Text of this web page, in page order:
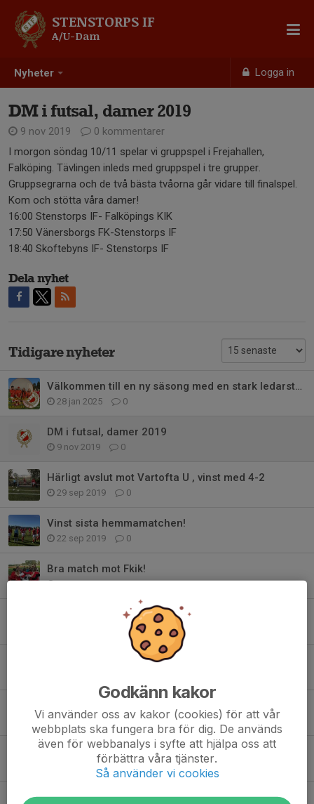
Nyheter Logga in
STENSTORPS IF
A/U-Dam
DM i futsal, damer 2019
9 nov 2019
0 kommentarer
I morgon söndag 10/11 spelar vi gruppspel i Frejahallen,
Falköping. Tävlingen inleds med gruppspel i tre grupper.
Gruppsegrarna och de två bästa tvåorna går vidare till finalspel.
Kom och stötta våra damer!
16:00 Stenstorps IF- Falköpings KIK
17:50 Vänersborgs FK-Stenstorps IF
18:40 Skoftebyns IF- Stenstorps IF
Dela nyhet
Tidigare nyheter
Välkommen till en ny säsong med en stark ledarstab!
28 jan 2025 0
DM i futsal, damer 2019
9 nov 2019 0
Härligt avslut mot Vartofta U , vinst med 4-2
29 sep 2019 0
Vinst sista hemmamatchen!
22 sep 2019 0
Bra match mot Fkik!
5 sep 2019 0
Möter serieledarna borta
0
Jämn match mot VSK slutade med en tung förlust!
27 aug 2019 0
Vinst mot Floby
24 aug 2019 0
Revansch mot IFK Hjo!
Godkänn kakor
Vi använder oss av kakor (cookies) för att vår
webbplats ska fungera bra för dig. De används
även för webbanalys i syfte att hjälpa oss att
förbättra våra tjänster.
Så använder vi cookies